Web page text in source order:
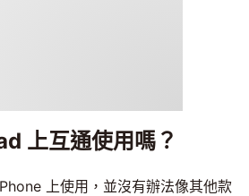
上互通使用嗎？
上使用，並沒有辦法像其他款